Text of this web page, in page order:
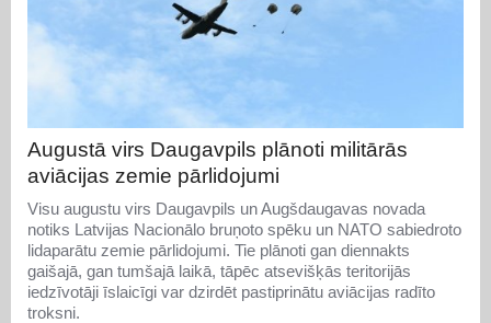
Augustā virs Daugavpils plānoti militārās
aviācijas zemie pārlidojumi
Visu augustu virs Daugavpils un Augšdaugavas novada
notiks Latvijas Nacionālo bruņoto spēku un NATO sabiedroto
lidaparātu zemie pārlidojumi. Tie plānoti gan diennakts
gaišajā, gan tumšajā laikā, tāpēc atsevišķās teritorijās
iedzīvotāji īslaicīgi var dzirdēt pastiprinātu aviācijas radīto
troksni.